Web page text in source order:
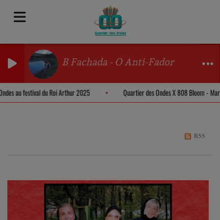
B Fachada - O Anti-Fador
au festival du Roi Arthur 2025 Quartier des Ondes X 808 Bloom -
RSS